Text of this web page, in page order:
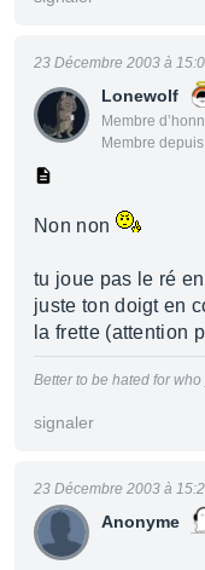
Lonewolf
Membre
Membre
23 Décembre 2003 à
Non non
tu joue pas le ré
juste ton doigt en
la frette (attention
Better to be hated for
signaler
Anonyme
23 Décembre 2003 à